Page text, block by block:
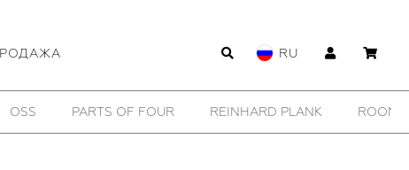
RU
WILDHORN YTN №7 11 BY BORIS BIDJAN SABERI